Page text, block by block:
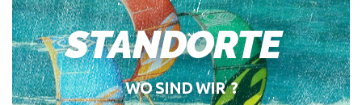
STANDORTE
WO SIND WIR ?